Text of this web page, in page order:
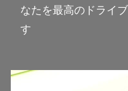
なたを最高のドライ
す